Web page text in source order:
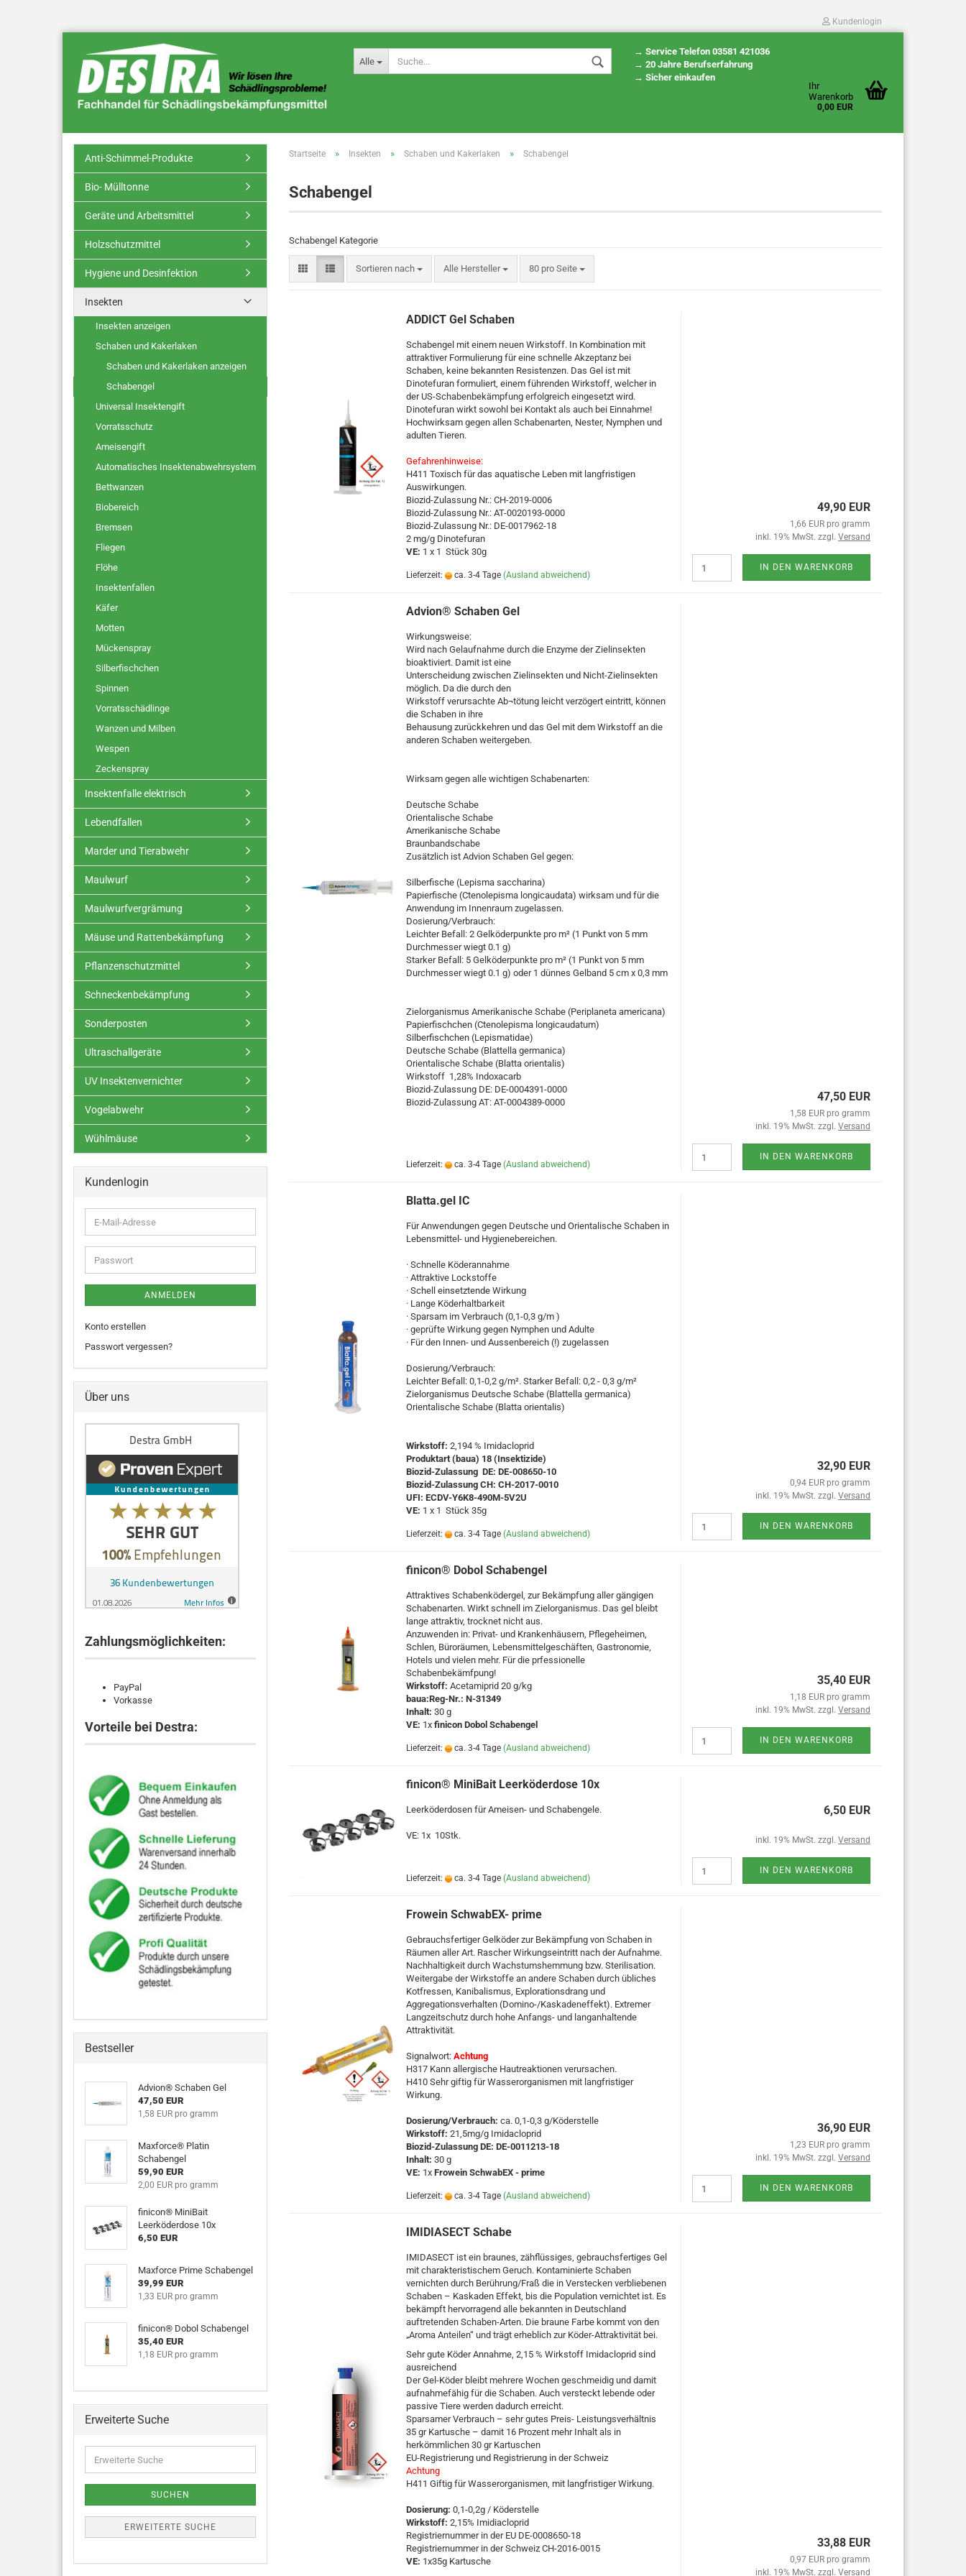
Kundenlogin
Alle
→ Service Telefon 03581 421036
→ 20 Jahre Berufserfahrung
→ Sicher einkaufen
Ihr
Warenkorb
0,00 EUR
Startseite » Insekten » Schaben und Kakerlaken » Schabengel
Schabengel
Schabengel Kategorie
Sortieren nach Alle Hersteller 80 pro Seite
ADDICT Gel Schaben
Schabengel mit einem neuen Wirkstoff. In Kombination mit
attraktiver Formulierung für eine schnelle Akzeptanz bei
Schaben, keine bekannten Resistenzen. Das Gel ist mit
Dinotefuran formuliert, einem führenden Wirkstoff, welcher in
der US-Schabenbekämpfung erfolgreich eingesetzt wird.
Dinotefuran wirkt sowohl bei Kontakt als auch bei Einnahme!
Hochwirksam gegen allen Schabenarten, Nester, Nymphen und
adulten Tieren.
Gefahrenhinweise:
H411 Toxisch für das aquatische Leben mit langfristigen
Auswirkungen.
Biozid-Zulassung Nr.: CH-2019-0006
Biozid-Zulassung Nr.: AT-0020193-0000
Biozid-Zulassung Nr.: DE-0017962-18
2 mg/g Dinotefuran
VE: 1 x 1 Stück 30g
Lieferzeit: ca. 3-4 Tage (Ausland abweichend)
49,90 EUR
1,66 EUR pro gramm
inkl. 19% MwSt. zzgl. Versand
IN DEN WARENKORB
Advion® Schaben Gel
Wirkungsweise:
Wird nach Gelaufnahme durch die Enzyme der Zielinsekten
bioaktiviert. Damit ist eine
Unterscheidung zwischen Zielinsekten und Nicht-Zielinsekten
möglich. Da die durch den
Wirkstoff verursachte Ab¬tötung leicht verzögert eintritt, können
die Schaben in ihre
Behausung zurückkehren und das Gel mit dem Wirkstoff an die
anderen Schaben weitergeben.
Wirksam gegen alle wichtigen Schabenarten:
Deutsche Schabe
Orientalische Schabe
Amerikanische Schabe
Braunbandschabe
Zusätzlich ist Advion Schaben Gel gegen:
Silberfische (Lepisma saccharina)
Papierfische (Ctenolepisma longicaudata) wirksam und für die
Anwendung im Innenraum zugelassen.
Dosierung/Verbrauch:
Leichter Befall: 2 Gelköderpunkte pro m² (1 Punkt von 5 mm
Durchmesser wiegt 0.1 g)
Starker Befall: 5 Gelköderpunkte pro m² (1 Punkt von 5 mm
Durchmesser wiegt 0.1 g) oder 1 dünnes Gelband 5 cm x 0,3 mm
Zielorganismus Amerikanische Schabe (Periplaneta americana)
Papierfischchen (Ctenolepisma longicaudatum)
Silberfischchen (Lepismatidae)
Deutsche Schabe (Blattella germanica)
Orientalische Schabe (Blatta orientalis)
Wirkstoff 1,28% Indoxacarb
Biozid-Zulassung DE: DE-0004391-0000
Biozid-Zulassung AT: AT-0004389-0000
Lieferzeit: ca. 3-4 Tage (Ausland abweichend)
47,50 EUR
1,58 EUR pro gramm
inkl. 19% MwSt. zzgl. Versand
IN DEN WARENKORB
Blatta.gel IC
Für Anwendungen gegen Deutsche und Orientalische Schaben in
Lebensmittel- und Hygienebereichen.
· Schnelle Köderannahme
· Attraktive Lockstoffe
· Schell einsetztende Wirkung
· Lange Köderhaltbarkeit
· Sparsam im Verbrauch (0,1-0,3 g/m )
· geprüfte Wirkung gegen Nymphen und Adulte
· Für den Innen- und Aussenbereich (!) zugelassen
Dosierung/Verbrauch:
Leichter Befall: 0,1-0,2 g/m². Starker Befall: 0,2 - 0,3 g/m²
Zielorganismus Deutsche Schabe (Blattella germanica)
Orientalische Schabe (Blatta orientalis)
Wirkstoff: 2,194 % Imidacloprid
Produktart (baua) 18 (Insektizide)
Biozid-Zulassung DE: DE-008650-10
Biozid-Zulassung CH: CH-2017-0010
UFI: ECDV-Y6K8-490M-5V2U
VE: 1 x 1 Stück 35g
Lieferzeit: ca. 3-4 Tage (Ausland abweichend)
32,90 EUR
0,94 EUR pro gramm
inkl. 19% MwSt. zzgl. Versand
IN DEN WARENKORB
finicon® Dobol Schabengel
Attraktives Schabenködergel, zur Bekämpfung aller gängigen
Schabenarten. Wirkt schnell im Zielorganismus. Das gel bleibt
lange attraktiv, trocknet nicht aus.
Anzuwenden in: Privat- und Krankenhäusern, Pflegeheimen,
Schlen, Büroräumen, Lebensmittelgeschäften, Gastronomie,
Hotels und vielen mehr. Für die prfessionelle
Schabenbekämfpung!
Wirkstoff: Acetamiprid 20 g/kg
baua:Reg-Nr.: N-31349
Inhalt: 30 g
VE: 1x finicon Dobol Schabengel
Lieferzeit: ca. 3-4 Tage (Ausland abweichend)
35,40 EUR
1,18 EUR pro gramm
inkl. 19% MwSt. zzgl. Versand
IN DEN WARENKORB
finicon® MiniBait Leerköderdose 10x
Leerköderdosen für Ameisen- und Schabengele.
VE: 1x 10Stk.
Lieferzeit: ca. 3-4 Tage (Ausland abweichend)
6,50 EUR
inkl. 19% MwSt. zzgl. Versand
IN DEN WARENKORB
Frowein SchwabEX- prime
Gebrauchsfertiger Gelköder zur Bekämpfung von Schaben in
Räumen aller Art. Rascher Wirkungseintritt nach der Aufnahme.
Nachhaltigkeit durch Wachstumshemmung bzw. Sterilisation.
Weitergabe der Wirkstoffe an andere Schaben durch übliches
Kotfressen, Kanibalismus, Explorationsdrang und
Aggregationsverhalten (Domino-/Kaskadeneffekt). Extremer
Langzeitschutz durch hohe Anfangs- und langanhaltende
Attraktivität.
Signalwort: Achtung
H317 Kann allergische Hautreaktionen verursachen.
H410 Sehr giftig für Wasserorganismen mit langfristiger
Wirkung.
Dosierung/Verbrauch: ca. 0,1-0,3 g/Köderstelle
Wirkstoff: 21,5mg/g Imidacloprid
Biozid-Zulassung DE: DE-0011213-18
Inhalt: 30 g
VE: 1x Frowein SchwabEX - prime
Lieferzeit: ca. 3-4 Tage (Ausland abweichend)
36,90 EUR
1,23 EUR pro gramm
inkl. 19% MwSt. zzgl. Versand
IN DEN WARENKORB
IMIDIASECT Schabe
IMIDASECT ist ein braunes, zähflüssiges, gebrauchsfertiges Gel
mit charakteristischem Geruch. Kontaminierte Schaben
vernichten durch Berührung/Fraß die in Verstecken verbliebenen
Schaben – Kaskaden Effekt, bis die Population vernichtet ist. Es
bekämpft hervorragend alle bekannten in Deutschland
auftretenden Schaben-Arten. Die braune Farbe kommt von den
„Aroma Anteilen“ und trägt erheblich zur Köder-Attraktivität bei.
Sehr gute Köder Annahme, 2,15 % Wirkstoff Imidacloprid sind
ausreichend
Der Gel-Köder bleibt mehrere Wochen geschmeidig und damit
aufnahmefähig für die Schaben. Auch versteckt lebende oder
passive Tiere werden dadurch erreicht.
Sparsamer Verbrauch – sehr gutes Preis- Leistungsverhältnis
35 gr Kartusche – damit 16 Prozent mehr Inhalt als in
herkömmlichen 30 gr Kartuschen
EU-Registrierung und Registrierung in der Schweiz
Achtung
H411 Giftig für Wasserorganismen, mit langfristiger Wirkung.
Dosierung: 0,1-0,2g / Köderstelle
Wirkstoff: 2,15% Imidiacloprid
Registriernummer in der EU DE-0008650-18
Registriernummer in der Schweiz CH-2016-0015
VE: 1x35g Kartusche
33,88 EUR
0,97 EUR pro gramm
inkl. 19% MwSt. zzgl. Versand
Anti-Schimmel-Produkte
Bio- Mülltonne
Geräte und Arbeitsmittel
Holzschutzmittel
Hygiene und Desinfektion
Insekten
Insekten anzeigen
Schaben und Kakerlaken
Schaben und Kakerlaken anzeigen
Schabengel
Universal Insektengift
Vorratsschutz
Ameisengift
Automatisches Insektenabwehrsystem
Bettwanzen
Biobereich
Bremsen
Fliegen
Flöhe
Insektenfallen
Käfer
Motten
Mückenspray
Silberfischchen
Spinnen
Vorratsschädlinge
Wanzen und Milben
Wespen
Zeckenspray
Insektenfalle elektrisch
Lebendfallen
Marder und Tierabwehr
Maulwurf
Maulwurfvergrämung
Mäuse und Rattenbekämpfung
Pflanzenschutzmittel
Schneckenbekämpfung
Sonderposten
Ultraschallgeräte
UV Insektenvernichter
Vogelabwehr
Wühlmäuse
Kundenlogin
ANMELDEN
Konto erstellen
Passwort vergessen?
Über uns
Zahlungsmöglichkeiten:
PayPal
Vorkasse
Vorteile bei Destra:
Bestseller
Advion® Schaben Gel
47,50 EUR
1,58 EUR pro gramm
Maxforce® Platin
Schabengel
59,90 EUR
2,00 EUR pro gramm
finicon® MiniBait
Leerköderdose 10x
6,50 EUR
Maxforce Prime Schabengel
39,99 EUR
1,33 EUR pro gramm
finicon® Dobol Schabengel
35,40 EUR
1,18 EUR pro gramm
Erweiterte Suche
SUCHEN
ERWEITERTE SUCHE